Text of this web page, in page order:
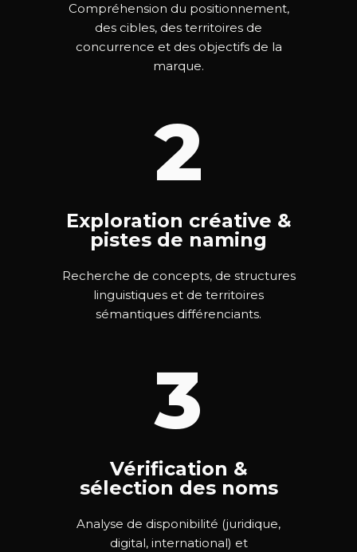
Compréhension du positionnement,
des cibles, des territoires de
concurrence et des objectifs de la
marque.
2
Exploration créative &
pistes de naming
Recherche de concepts, de structures
linguistiques et de territoires
sémantiques différenciants.
3
Vérification &
sélection des noms
Analyse de disponibilité (juridique,
digital, international) et